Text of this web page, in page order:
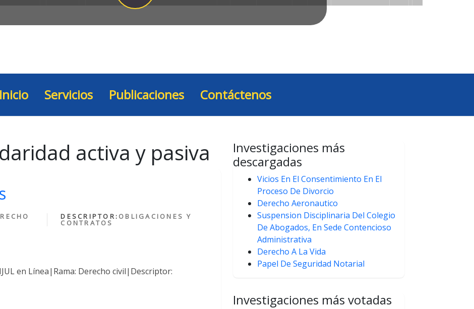
Inicio Servicios Publicaciones Contáctenos
activa y pasiva
DESCRIPTOR: OBLIGACIONES Y
CONTRATOS
en Línea|Rama: Derecho civil|Descriptor:
Investigaciones más
descargadas
Vicios En El Consentimiento En El
Proceso De Divorcio
Derecho Aeronautico
Suspension Disciplinaria Del Colegio
De Abogados, En Sede Contencioso
Administrativa
Derecho A La Vida
Papel De Seguridad Notarial
Investigaciones más votadas